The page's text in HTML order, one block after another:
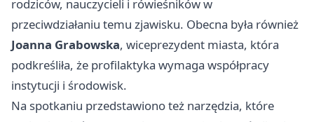
rodziców, nauczycieli i rówieśników w
przeciwdziałaniu temu zjawisku. Obecna była również
Joanna Grabowska, wiceprezydent miasta, która
podkreśliła, że profilaktyka wymaga współpracy
instytucji i środowisk.
Na spotkaniu przedstawiono też narzędzia, które